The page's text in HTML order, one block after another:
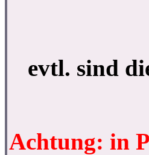
evtl. sind
Achtung: in